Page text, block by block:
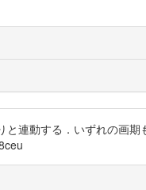
連動する．いずれの画期